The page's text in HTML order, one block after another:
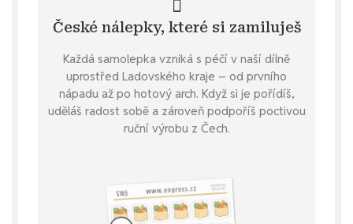
České nálepky, které si zamiluješ
Každá samolepka vzniká s péčí v naší dílně
uprostřed Ladovského kraje – od prvního
nápadu až po hotový arch. Když si je pořídíš,
uděláš radost sobě a zároveň podpoříš poctivou
ruční výrobu z Čech.